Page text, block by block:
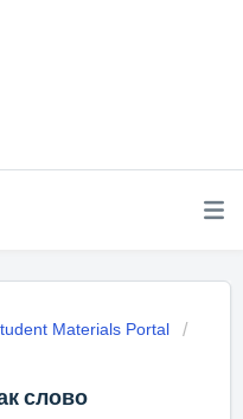
Materials Portal
слово